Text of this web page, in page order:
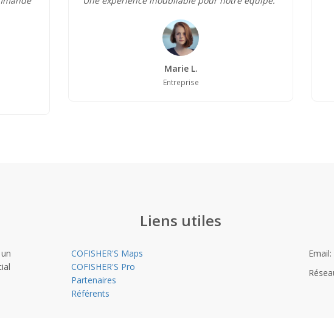
Marie L.
Entreprise
Liens utiles
COFISHER'S Maps
COFISHER'S Pro
Partenaires
Référents
Email: